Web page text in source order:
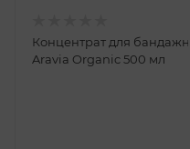
Концентрат для
Aravia Organic 500 мл